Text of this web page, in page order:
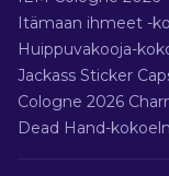
Itämaan ihmeet -
Huippuvakooja-
Jackass Sticker
Cologne 2026
Dead Hand-